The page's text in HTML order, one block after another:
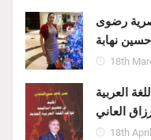
رضوى
نهابة
18th
العربية
العاني
18th